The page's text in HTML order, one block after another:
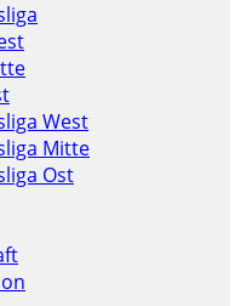
West
Mitte
Ost